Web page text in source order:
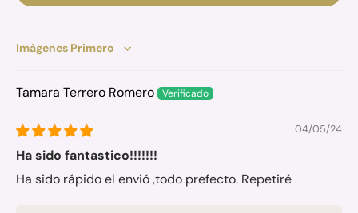
Sort by
Tamara Terrero Romero
04/05/24
Ha sido fantastico!!!!!!!
Ha sido rápido el envió ,todo prefecto. Repetiré